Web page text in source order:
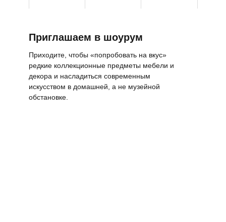
Приглашаем в шоурум
Приходите, чтобы «попробовать на вкус»
редкие коллекционные предметы мебели и
декора и насладиться современным
искусством в домашней, а не музейной
обстановке.